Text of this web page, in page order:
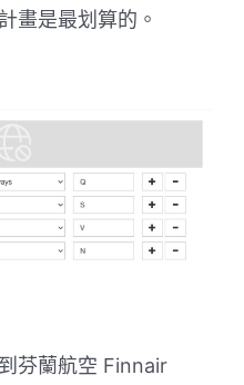
畫是最划算的。
芬蘭航空 Finnair